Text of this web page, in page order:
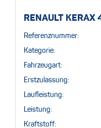
RENAULT KERAX
Referenznummer:
Kategorie:
Fahrzeugart:
Erstzulassung:
Laufleistung:
Leistung:
Kraftstoff: